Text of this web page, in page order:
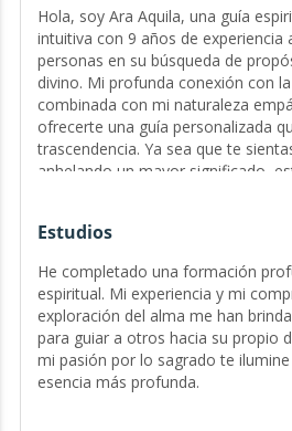
Hola, soy Ara Aquila, una guía
intuitiva con 9 años de experiencia
personas en su búsqueda de
divino. Mi profunda conexión con
combinada con mi naturaleza
ofrecerte una guía personalizada
trascendencia. Ya sea que te
anhelando un mayor significado,
de Experiencia
Hola, soy Ara Aquila, una guía
intuitiva con 9 años de experiencia
personas en su búsqueda de
divino.
Estudios
He completado una formación
espiritual. Mi experiencia y mi
exploración del alma me han
para guiar a otros hacia su propio
mi pasión por lo sagrado te
esencia más profunda.